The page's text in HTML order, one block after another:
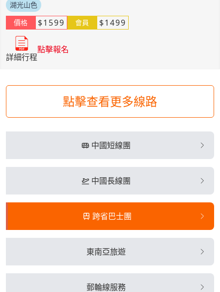
中國短線團
中國長線團
跨省巴士團
東南亞旅遊
郵輪線服務
湖光山色
價格
$1599 會員 $1499
詳細行程
點擊報名
點擊查看更多線路